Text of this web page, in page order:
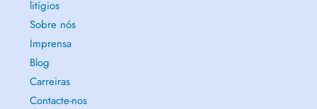
litígios
Sobre nós
Imprensa
Blog
Carreiras
Contacte-nos